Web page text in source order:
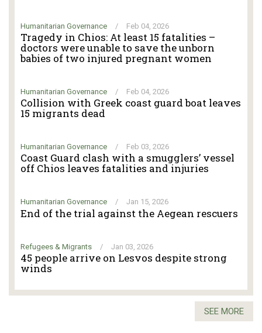
Humanitarian Governance / Feb 04, 2026
Tragedy in Chios: At least 15 fatalities –
doctors were unable to save the unborn
babies of two injured pregnant women
Humanitarian Governance / Feb 04, 2026
Collision with Greek coast guard boat leaves
15 migrants dead
Humanitarian Governance / Feb 03, 2026
Coast Guard clash with a smugglers’ vessel
off Chios leaves fatalities and injuries
Humanitarian Governance / Jan 15, 2026
End of the trial against the Aegean rescuers
Refugees & Migrants / Jan 03, 2026
45 people arrive on Lesvos despite strong
winds
SEE MORE